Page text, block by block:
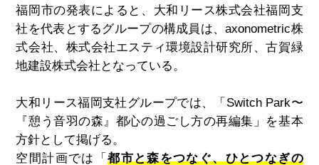
福岡市の発表によると、大和リース株式会社福岡支
社を代表とするグループの構成員は、axonometric株
式会社、株式会社エスティ環境設計研究所、古賀緑
地建設株式会社となっている。
大和リース福岡支社グループでは、「 Switch Park〜
『憩う音羽の森』都心の過ごし方の再編集」を基本
方針として掲げる。
空間計画では「都市と森をつなぐ、ひとつなぎの